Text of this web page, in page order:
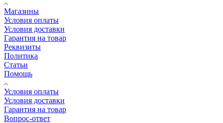
Магазины
Условия оплаты
Условия доставки
Гарантия на товар
Реквизиты
Политика
Статьи
Помощь
Условия оплаты
Условия доставки
Гарантия на товар
Вопрос-ответ